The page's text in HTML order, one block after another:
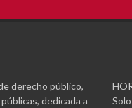
derecho público,
dedicada a